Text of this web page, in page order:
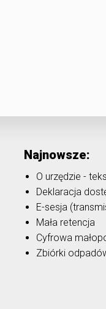
Najnowsze:
O urzędzie -
Deklaracja
E-sesja
Mała retencja
Cyfrowa
Zbiórki